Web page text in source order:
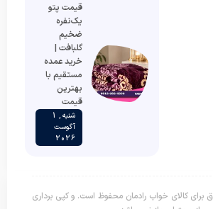
قیمت پتو
یک‌نفره
ضخیم
گلبافت |
خرید عمده
مستقیم با
بهترین
قیمت
شنبه , 1
آگوست
2026
برای کالای خواب رادمان محفوظ است. و کپی برداری